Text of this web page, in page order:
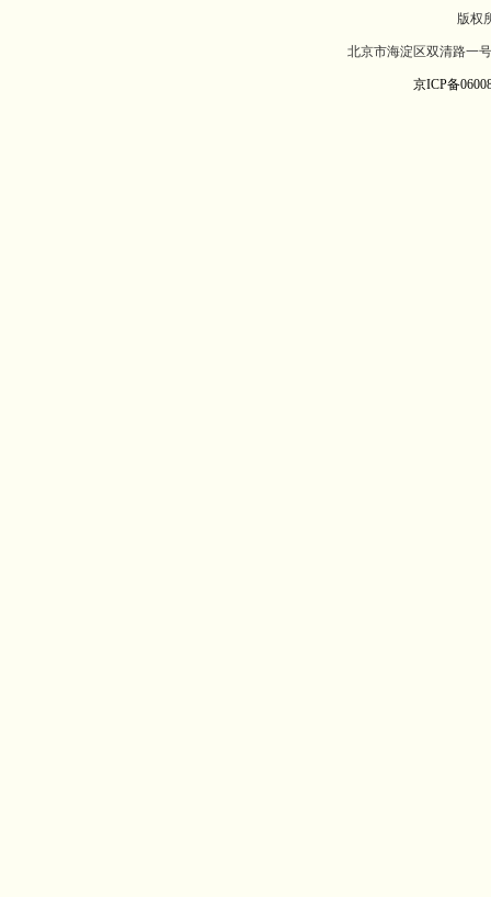
版权
北京市海淀区双清路一
京ICP备